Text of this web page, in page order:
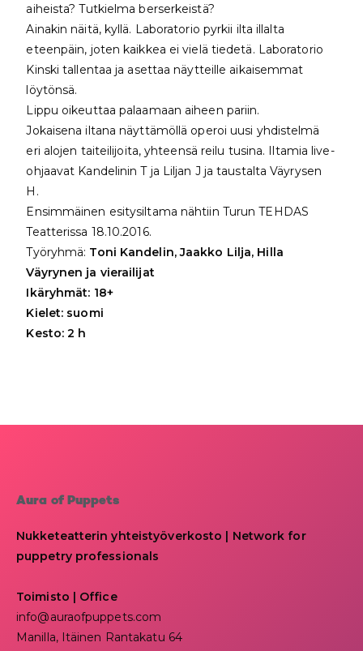
aiheista? Tutkielma berserkeistä?
Ainakin näitä, kyllä. Laboratorio pyrkii ilta illalta
eteenpäin, joten kaikkea ei vielä tiedetä. Laboratorio
Kinski tallentaa ja asettaa näytteille aikaisemmat
löytönsä.
Lippu oikeuttaa palaamaan aiheen pariin.
Jokaisena iltana näyttämöllä operoi uusi yhdistelmä
eri alojen taiteilijoita, yhteensä reilu tusina. Iltamia live-
ohjaavat Kandelinin T ja Liljan J ja taustalta Väyrysen
H.
Ensimmäinen esitysiltama nähtiin Turun TEHDAS
Teatterissa 18.10.2016.
Työryhmä: Toni Kandelin, Jaakko Lilja, Hilla
Väyrynen ja vierailijat
Ikäryhmät: 18+
Kielet: suomi
Kesto: 2 h
Aura of Puppets
Nukketeatterin yhteistyöverkosto | Network for
puppetry professionals
Toimisto | Office
info@auraofpuppets.com
Manilla, Itäinen Rantakatu 64